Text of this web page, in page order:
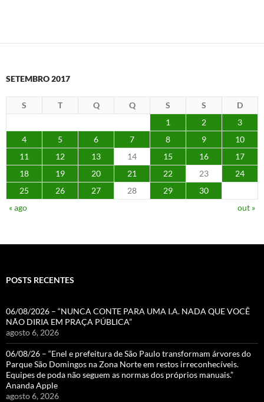
SETEMBRO 2017
S T Q Q S S
D
1
2
3
4
5 6 7 8 9
10
11
12 13 14 15 16
17
18
19 20 21 22 23
24
25
26 27 28 29
30
« ago
out »
POSTS RECENTES
06/08/2026 – “NUNCA CONTE PARA UMA I.A. NADA QUE VOCÊ
NÃO DIRIA EM PRAÇA PÚBLICA”
agosto 6, 2026
06/08/26 – “Enel e prefeitura de São Paulo transformam árvores do
Parque São Domingos na Zona Norte em restos irreconhecíveis.
Equipes de poda não seguem as normas dos próprios manuais.”
Ananda Apple
agosto 6, 2026